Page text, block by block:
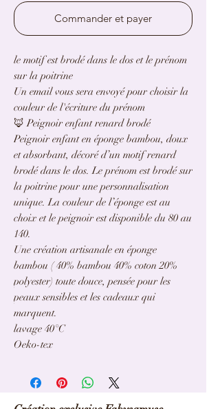
Commander et payer
le motif est brodé dans le dos et le prénom
sur la poitrine
Un email vous sera envoyé pour choisir la
couleur de l'écriture du prénom
🦊 Peignoir enfant renard brodé
Peignoir enfant en éponge bambou, doux
et absorbant, décoré d’un motif renard
brodé dans le dos. Le prénom est brodé sur
la poitrine pour une personnalisation
unique. La couleur de l’éponge est au
choix et le peignoir est disponible du 80 au
140.
Une création artisanale en éponge
bambou ( 40% bambou 40% coton 20%
polyester) toute douce, pensée pour les
peaux sensibles et les cadeaux qui
marquent.
lavage 40°C
Oeko-tex